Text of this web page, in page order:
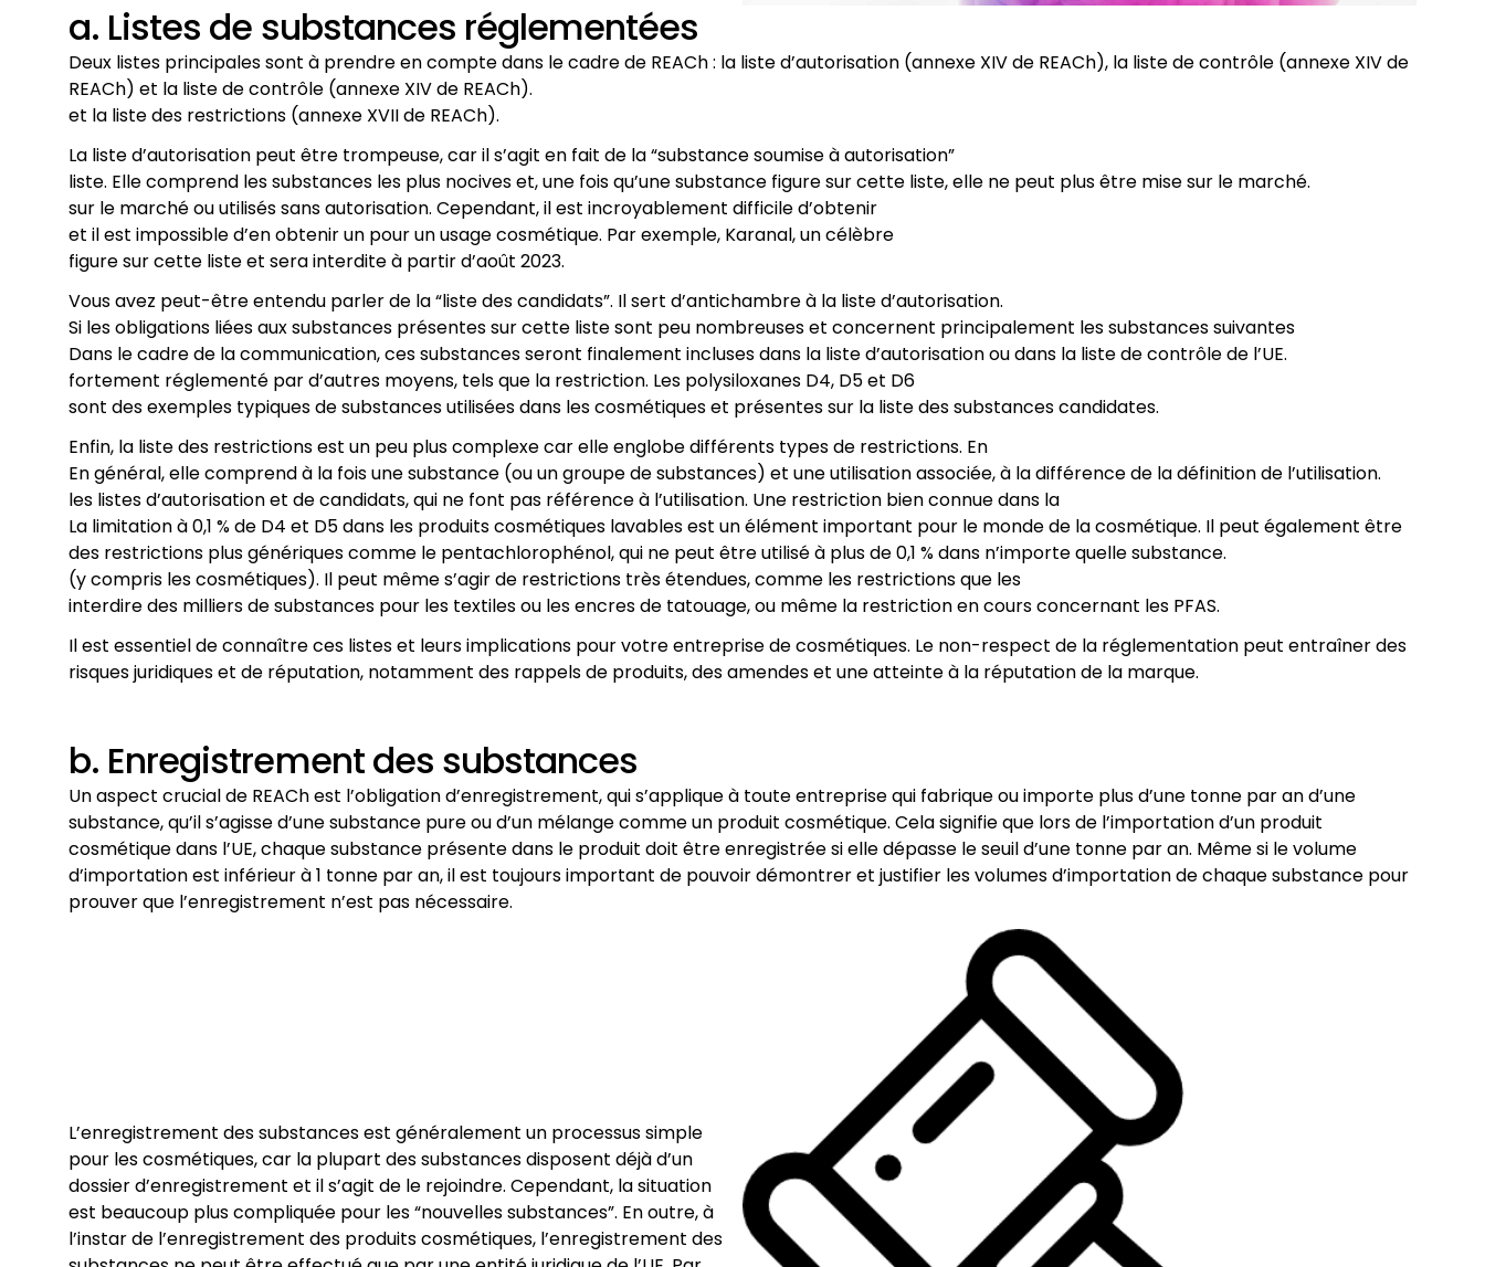
a. Listes de substances réglementées
Deux listes principales sont à prendre en compte dans le cadre de REACh : la liste d’autorisation (annexe XIV de REACh), la liste de contrôle (annexe XIV de
REACh) et la liste de contrôle (annexe XIV de REACh).
et la liste des restrictions (annexe XVII de REACh).
La liste d’autorisation peut être trompeuse, car il s’agit en fait de la “substance soumise à autorisation”
liste. Elle comprend les substances les plus nocives et, une fois qu’une substance figure sur cette liste, elle ne peut plus être mise sur le marché.
sur le marché ou utilisés sans autorisation. Cependant, il est incroyablement difficile d’obtenir
et il est impossible d’en obtenir un pour un usage cosmétique. Par exemple, Karanal, un célèbre
figure sur cette liste et sera interdite à partir d’août 2023.
Vous avez peut-être entendu parler de la “liste des candidats”. Il sert d’antichambre à la liste d’autorisation.
Si les obligations liées aux substances présentes sur cette liste sont peu nombreuses et concernent principalement les substances suivantes
Dans le cadre de la communication, ces substances seront finalement incluses dans la liste d’autorisation ou dans la liste de contrôle de l’UE.
fortement réglementé par d’autres moyens, tels que la restriction. Les polysiloxanes D4, D5 et D6
sont des exemples typiques de substances utilisées dans les cosmétiques et présentes sur la liste des substances candidates.
Enfin, la liste des restrictions est un peu plus complexe car elle englobe différents types de restrictions. En
En général, elle comprend à la fois une substance (ou un groupe de substances) et une utilisation associée, à la différence de la définition de l’utilisation.
les listes d’autorisation et de candidats, qui ne font pas référence à l’utilisation. Une restriction bien connue dans la
La limitation à 0,1 % de D4 et D5 dans les produits cosmétiques lavables est un élément important pour le monde de la cosmétique. Il peut également être
des restrictions plus génériques comme le pentachlorophénol, qui ne peut être utilisé à plus de 0,1 % dans n’importe quelle substance.
(y compris les cosmétiques). Il peut même s’agir de restrictions très étendues, comme les restrictions que les
interdire des milliers de substances pour les textiles ou les encres de tatouage, ou même la restriction en cours concernant les PFAS.
Il est essentiel de connaître ces listes et leurs implications pour votre entreprise de cosmétiques. Le non-respect de la réglementation peut entraîner des
risques juridiques et de réputation, notamment des rappels de produits, des amendes et une atteinte à la réputation de la marque.
b. Enregistrement des substances
Un aspect crucial de REACh est l’obligation d’enregistrement, qui s’applique à toute entreprise qui fabrique ou importe plus d’une tonne par an d’une
substance, qu’il s’agisse d’une substance pure ou d’un mélange comme un produit cosmétique. Cela signifie que lors de l’importation d’un produit
cosmétique dans l’UE, chaque substance présente dans le produit doit être enregistrée si elle dépasse le seuil d’une tonne par an. Même si le volume
d’importation est inférieur à 1 tonne par an, il est toujours important de pouvoir démontrer et justifier les volumes d’importation de chaque substance pour
prouver que l’enregistrement n’est pas nécessaire.
L’enregistrement des substances est généralement un processus simple
pour les cosmétiques, car la plupart des substances disposent déjà d’un
dossier d’enregistrement et il s’agit de le rejoindre. Cependant, la situation
est beaucoup plus compliquée pour les “nouvelles substances”. En outre, à
l’instar de l’enregistrement des produits cosmétiques, l’enregistrement des